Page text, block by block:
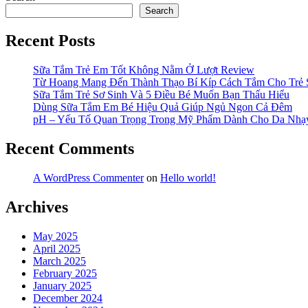
Search
Recent Posts
Sữa Tắm Trẻ Em Tốt Không Nằm Ở Lượt Review
Từ Hoang Mang Đến Thành Thạo Bí Kíp Cách Tắm Cho Trẻ
Sữa Tắm Trẻ Sơ Sinh Và 5 Điều Bé Muốn Bạn Thấu Hiểu
Dùng Sữa Tắm Em Bé Hiệu Quả Giúp Ngủ Ngon Cả Đêm
pH – Yếu Tố Quan Trọng Trong Mỹ Phẩm Dành Cho Da
Recent Comments
A WordPress Commenteron Hello world!
Archives
May 2025
April 2025
March 2025
February 2025
January 2025
December 2024